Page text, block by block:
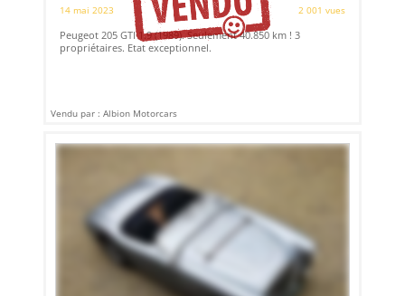
14 mai 2023
2 001 vues
Peugeot 205 GTI 1.9 (1989). Seulement 40.850 km ! 3
propriétaires. Etat exceptionnel.
Vendu par : Albion Motorcars